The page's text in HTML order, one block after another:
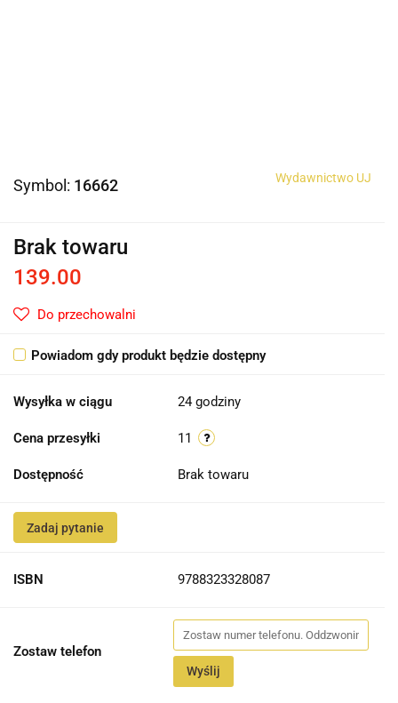
Symbol: 16662 Wydawnictwo UJ
Brak towaru
139.00
Do przechowalni
Powiadom gdy produkt będzie dostępny
Wysyłka w ciągu 24 godziny
Cena przesyłki 11
Dostępność Brak towaru
Zadaj pytanie
ISBN 9788323328087
Zostaw telefon
Wyślij